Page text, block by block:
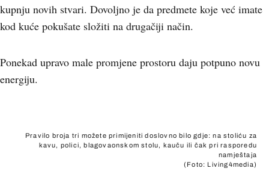
kupnju novih stvari. Dovoljno je da predmete koje već imate
kod kuće pokušate složiti na drugačiji način.
Ponekad upravo male promjene prostoru daju potpuno novu
energiju.
Pravilo broja tri možete primijeniti doslovno bilo gdje: na stoliću za
kavu, polici, blagovaonskom stolu, kauču ili čak pri rasporedu
namještaja
(Foto: Living4media)